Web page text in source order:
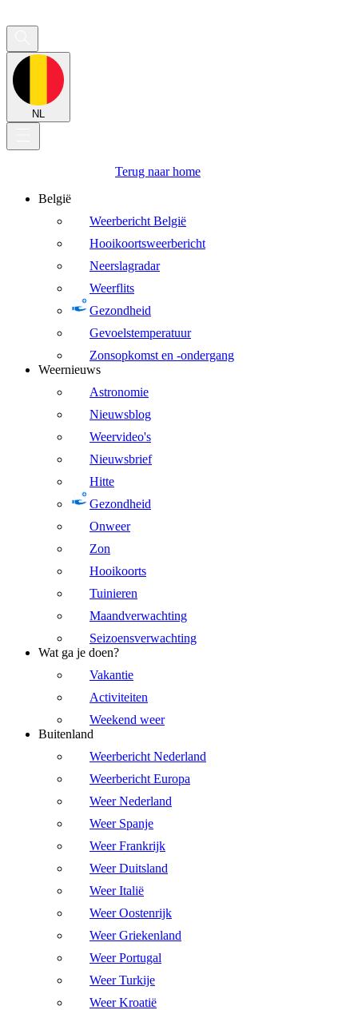
NL
Terug naar home
België
Weerbericht België
Hooikoortsweerbericht
Neerslagradar
Weerflits
Gezondheid
Gevoelstemperatuur
Zonsopkomst en -ondergang
Weernieuws
Astronomie
Nieuwsblog
Weervideo's
Nieuwsbrief
Hitte
Gezondheid
Onweer
Zon
Hooikoorts
Tuinieren
Maandverwachting
Seizoensverwachting
Wat ga je doen?
Vakantie
Activiteiten
Weekend weer
Buitenland
Weerbericht Nederland
Weerbericht Europa
Weer Nederland
Weer Spanje
Weer Frankrijk
Weer Duitsland
Weer Italië
Weer Oostenrijk
Weer Griekenland
Weer Portugal
Weer Turkije
Weer Kroatië